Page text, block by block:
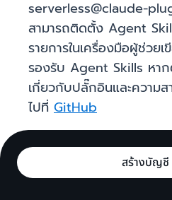
serverless@claude-
สามารถติดตั้ง Agent
รายการในเครื่องมือผู้ช่วย
รองรับ Agent Skills หาก
เกี่ยวกับปลั๊กอินและความ
ไปที่ GitHub
สร้างบัญชี